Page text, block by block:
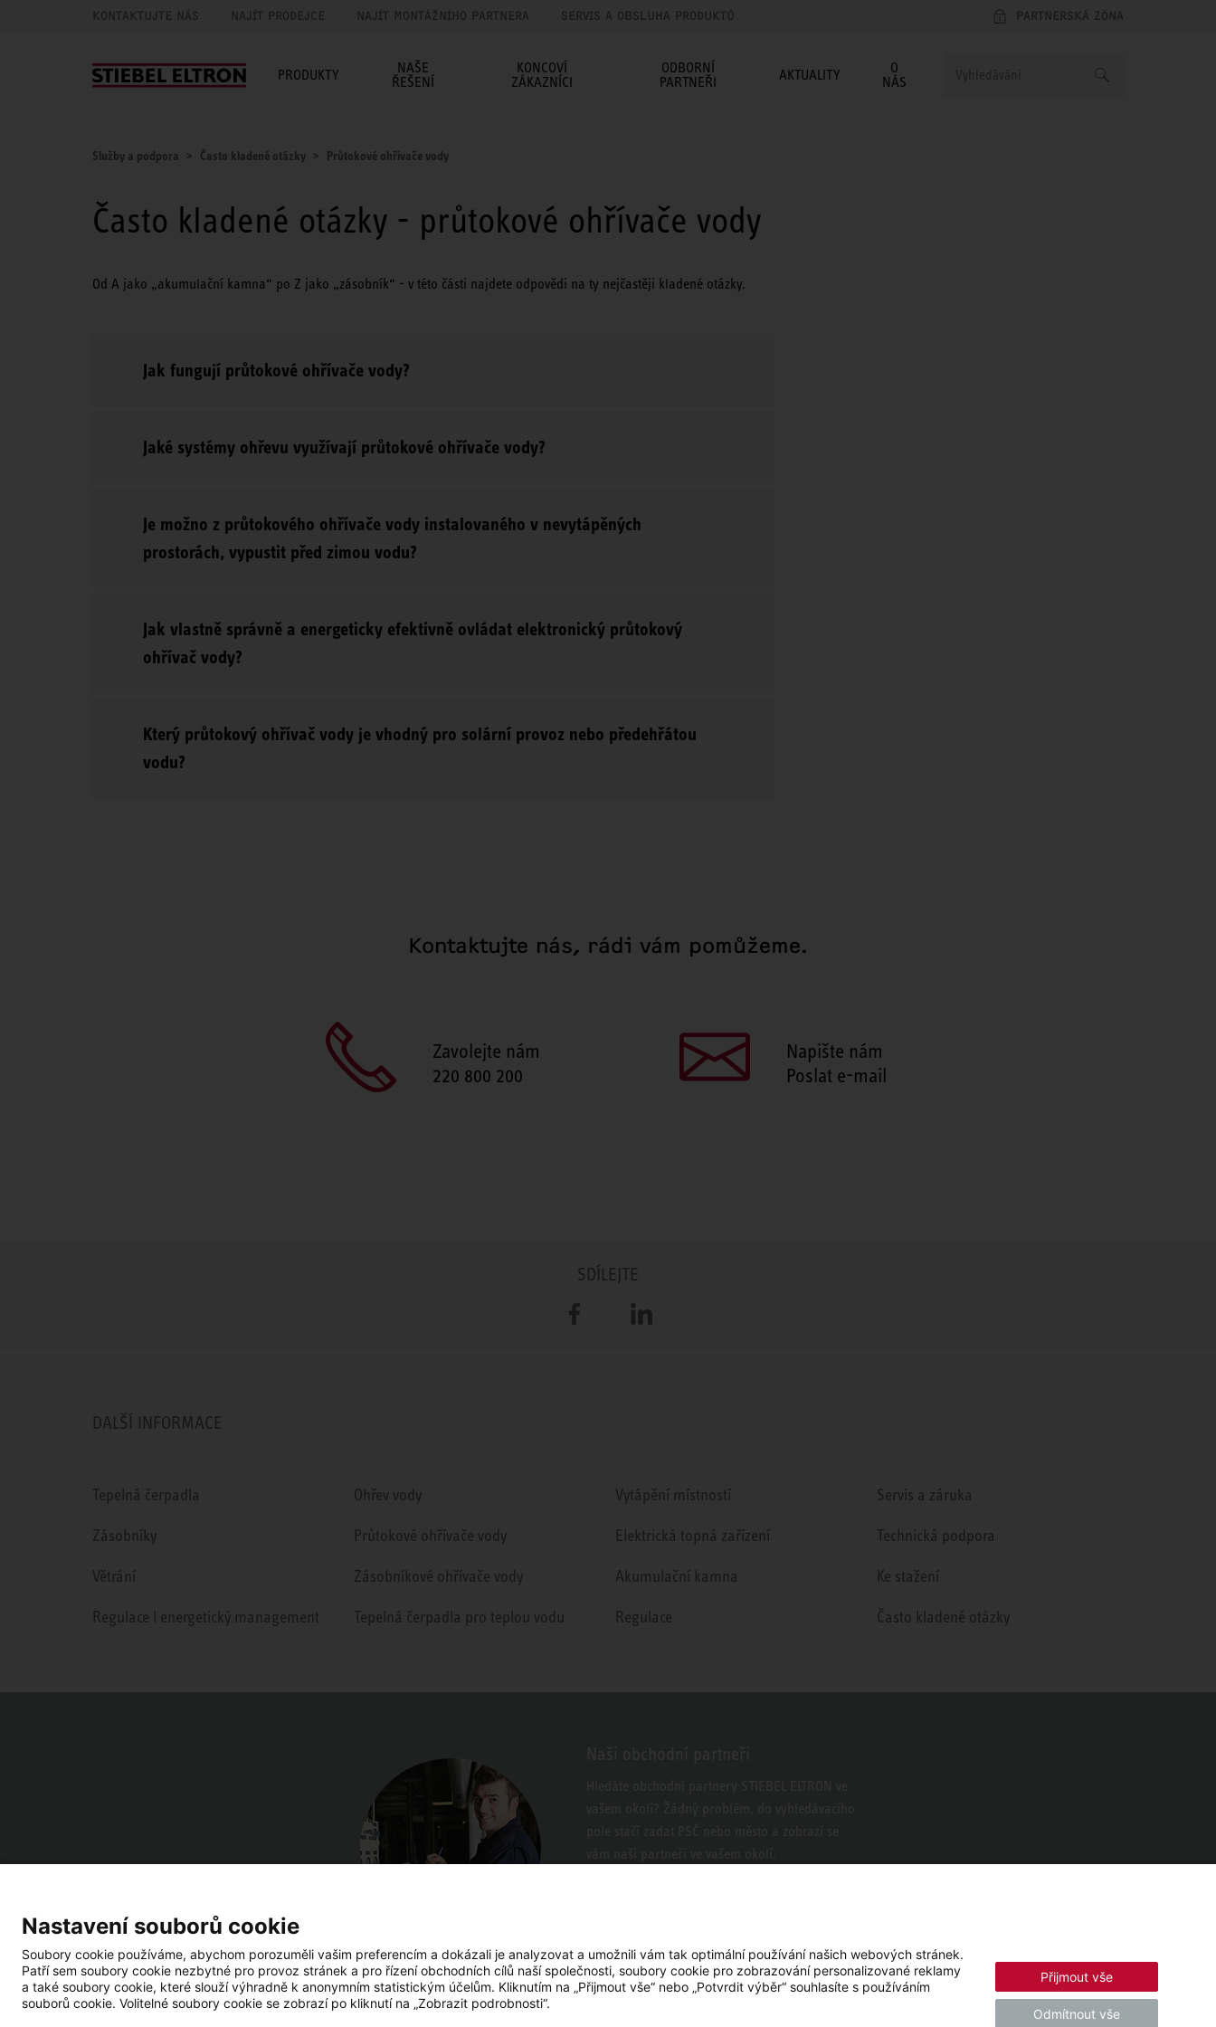
KONTAKTUJTE NÁS NAJÍT PRODEJCE NAJÍT MONTÁŽNÍHO PARTNERA SERVIS A OBSLUHA PRODUKTŮ PARTNERSKÁ ZÓNA
PRODUKTY
NAŠE
ŘEŠENÍ
KONCOVÍ
ZÁKAZNÍCI
ODBORNÍ
PARTNEŘI
AKTUALITY
O
NÁS
Služby a podpora Často kladené otázky Průtokové ohřívače vody
Často kladené otázky - průtokové ohřívače vody
Od A jako „akumulační kamna“ po Z jako „zásobník“ - v této části najdete odpovědi na ty nejčastěji kladené otázky.
Jak fungují průtokové ohřívače vody?
Jaké systémy ohřevu využívají průtokové ohřívače vody?
Je možno z průtokového ohřívače vody instalovaného v nevytápěných
prostorách, vypustit před zimou vodu?
Jak vlastně správně a energeticky efektivně ovládat elektronický průtokový
ohřívač vody?
Který průtokový ohřívač vody je vhodný pro solární provoz nebo předehřátou
vodu?
Kontaktujte nás, rádi vám pomůžeme.
Zavolejte nám
220 800 200
Napište nám
Poslat e-mail
SDÍLEJTE
Facebook LinkedIn
DALŠÍ INFORMACE
Tepelná čerpadla
Zásobníky
Větrání
Regulace l energetický management
Ohřev vody
Průtokové ohřívače vody
Zásobníkové ohřívače vody
Tepelná čerpadla pro teplou vodu
Vytápění místností
Elektrická topná zařízení
Akumulační kamna
Regulace
Servis a záruka
Technická podpora
Ke stažení
Často kladené otázky
Nastavení souborů cookie
Soubory cookie používáme, abychom porozuměli vašim preferencím a dokázali je analyzovat a umožnili vám tak optimální používání našich webových stránek.
Patří sem soubory cookie nezbytné pro provoz stránek a pro řízení obchodních cílů naší společnosti, soubory cookie pro zobrazování personalizované reklamy
a také soubory cookie, které slouží výhradně k anonymním statistickým účelům. Kliknutím na „Přijmout vše“ nebo „Potvrdit výběr“ souhlasíte s používáním
souborů cookie. Volitelné soubory cookie se zobrazí po kliknutí na „Zobrazit podrobnosti“.
Přijmout vše
Odmítnout vše